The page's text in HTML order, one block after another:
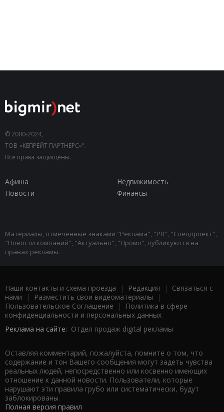
© 2000-2024,
ТОВ «КЕПРЕЙТ ПАРТНЕРС»".
Все права защищены.
Афиша
Недвижимость
Новости
Финансы
Материалы, отмеченные знаками "Реклама", "PR", "Спецпроект",
"Новости компаний", "Актуально", "Промо", публикуются на
правах рекламы.
Наши контакты и схема проезда | Редакция | Связаться с
нами | Разместить свои видеоматериалы |
Пользовательское Соглашение |
Политика в сфере
конфиденциальности и персональных данных
Реклама на сайте: Отдел продаж digital рекламы
Оставляя комментарий, пожалуйста, помните о том, что
содержание и тон Вашего сообщения могут задеть чувства
реальных людей, непосредственно или косвенно имеющих
отношение к данной новости. Пользователи, которые
нарушают эти правила грубо или систематически, будут
заблокированы.
Полная версия правил